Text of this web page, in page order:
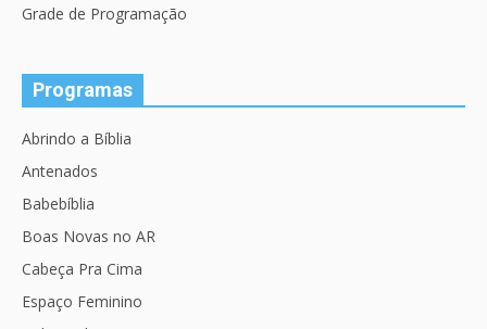
Grade de Programação
Programas
Abrindo a Bíblia
Antenados
Babebíblia
Boas Novas no AR
Cabeça Pra Cima
Espaço Feminino